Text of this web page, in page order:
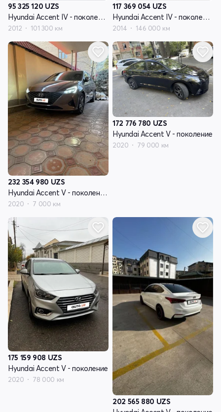
95 325 120 UZS
Hyundai Accent IV - поколение
2012 101 300 км
117 369 054 UZS
Hyundai Accent IV - поколение
2014 146 000 км
232 354 980 UZS
Hyundai Accent V - поколение рестайлинг
2020 7 000 км
172 776 780 UZS
Hyundai Accent V - поколение
2020 79 000 км
175 159 908 UZS
Hyundai Accent V - поколение
2020 78 000 км
202 565 880 UZS